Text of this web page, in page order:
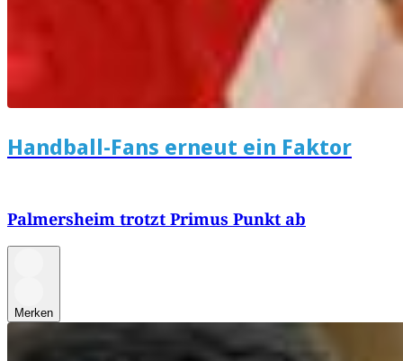
Handball-Fans erneut ein Faktor
Palmersheim trotzt Primus Punkt ab
Merken